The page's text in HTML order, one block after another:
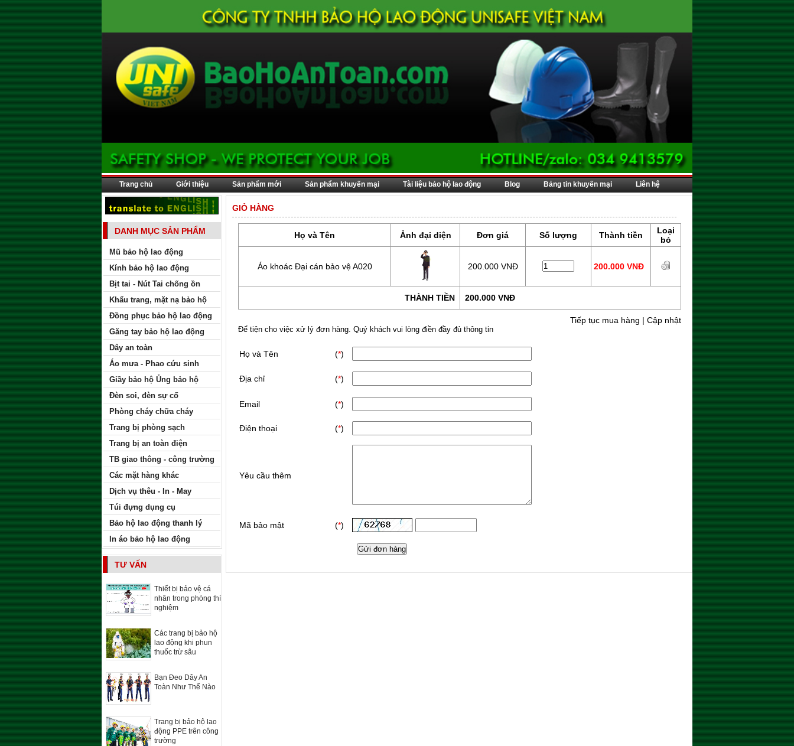
Trang chủ Giới thiệu Sản phẩm mới Sản phẩm khuyến mại Tài liệu bảo hộ lao động Blog Bảng tin khuyến mại Liên hệ
DANH MỤC SẢN PHẨM
Mũ bảo hộ lao động
Kính bảo hộ lao động
Bịt tai - Nút Tai chống ồn
Khẩu trang, mặt nạ bảo hộ
Đồng phục bảo hộ lao động
Găng tay bảo hộ lao động
Dây an toàn
Áo mưa - Phao cứu sinh
Giầy bảo hộ Ủng bảo hộ
Đèn soi, đèn sự cố
Phòng cháy chữa cháy
Trang bị phòng sạch
Trang bị an toàn điện
TB giao thông - công trường
Các mặt hàng khác
Dịch vụ thêu - In - May
Túi đựng dụng cụ
Bảo hộ lao động thanh lý
In áo bảo hộ lao động
TƯ VẤN
Thiết bị bảo vệ cá
nhân trong phòng thí
nghiệm
Các trang bị bảo hộ
lao động khi phun
thuốc trừ sâu
Bạn Đeo Dây An
Toàn Như Thế Nào
Trang bị bảo hộ lao
động PPE trên công
trường
GIỎ HÀNG
Họ và Tên Ảnh đại diện Đơn giá Số lượng Thành tiền
Loại
bỏ
Áo khoác Đại cán bảo vệ A020 200.000 VNĐ 200.000 VNĐ
THÀNH TIỀN 200.000 VNĐ
Tiếp tục mua hàng | Cập nhật
Để tiện cho việc xử lý đơn hàng. Quý khách vui lòng điền đầy đủ thông tin
Họ và Tên (*)
Địa chỉ (*)
Email (*)
Điện thoại (*)
Yêu cầu thêm
Mã bảo mật (*)